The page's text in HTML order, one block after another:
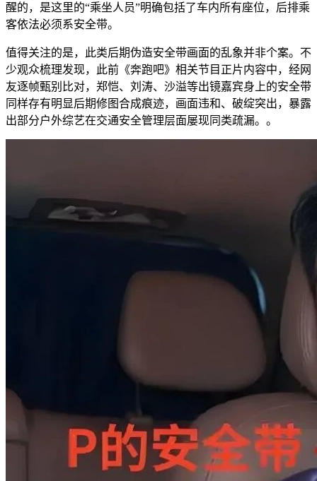
醒的，是这里的“乘坐人员”明确包括了车内所有座位，后排乘
客依法必须系安全带。
值得关注的是，此类后期伪造安全带画面的乱象并非个案。不
少观众梳理发现，此前《奔跑吧》相关节目正片内容中，经网
友逐帧甄别比对，郑恺、刘涛、沙溢等出镜嘉宾身上的安全带
同样存有明显后期修图合成痕迹，画面违和、破绽突出，暴露
出部分户外综艺在交通安全管理层面屡现同类疏漏。。